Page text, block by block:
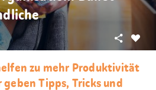
Teilen
zu mehr Produktivität
Tipps, Tricks und